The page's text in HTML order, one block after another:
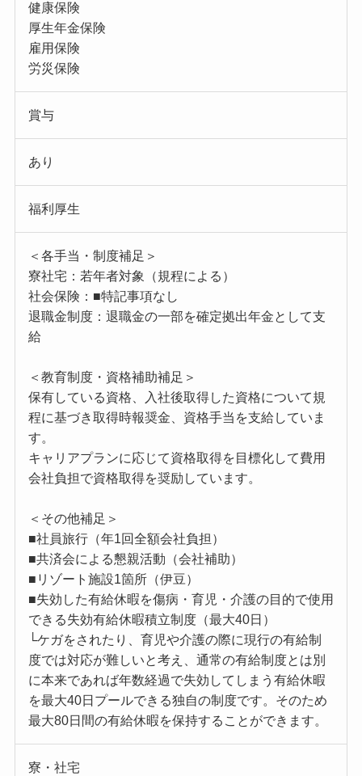
健康保険
厚生年金保険
雇用保険
労災保険
賞与
あり
福利厚生
＜各手当・制度補足＞
寮社宅：若年者対象（規程による）
社会保険：■特記事項なし
退職金制度：退職金の一部を確定拠出年金として支
給
＜教育制度・資格補助補足＞
保有している資格、入社後取得した資格について規
程に基づき取得時報奨金、資格手当を支給していま
す。
キャリアプランに応じて資格取得を目標化して費用
会社負担で資格取得を奨励しています。
＜その他補足＞
■社員旅行（年1回全額会社負担）
■共済会による懇親活動（会社補助）
■リゾート施設1箇所（伊豆）
■失効した有給休暇を傷病・育児・介護の目的で使用
できる失効有給休暇積立制度（最大40日）
└ケガをされたり、育児や介護の際に現行の有給制
度では対応が難しいと考え、通常の有給制度とは別
に本来であれば年数経過で失効してしまう有給休暇
を最大40日プールできる独自の制度です。そのため
最大80日間の有給休暇を保持することができます。
寮・社宅